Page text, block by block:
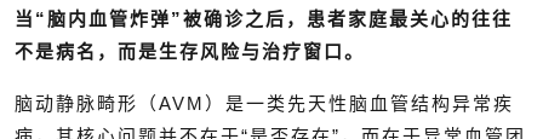
当“脑内血管炸弹”被确诊之后，患者家庭最关心的往往
不是病名，而是生存风险与治疗窗口。
脑动静脉畸形（AVM）是一类先天性脑血管结构异常疾